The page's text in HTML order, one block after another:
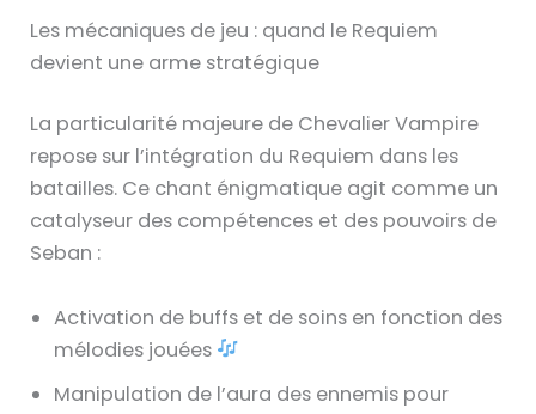
Les mécaniques de jeu : quand le Requiem
devient une arme stratégique
La particularité majeure de Chevalier Vampire
repose sur l’intégration du Requiem dans les
batailles. Ce chant énigmatique agit comme un
catalyseur des compétences et des pouvoirs de
Seban :
Activation de buffs et de soins en fonction des
mélodies jouées
Manipulation de l’aura des ennemis pour